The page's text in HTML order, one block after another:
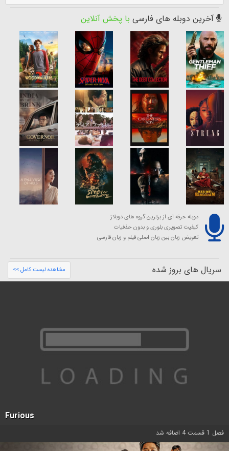
آخرین دوبله های فارسی با پخش آنلاین
دوبله حرفه ای از برترین گروه های دوبلاژ
کیفیت تصویری بلوری و بدون حذفیات
تعویض زبان بین زبان اصلی فیلم و زبان فارسی
سریال های بروز شده مشاهده لیست کامل >>
Furious
فصل 1 قسمت 4 اضافه شد